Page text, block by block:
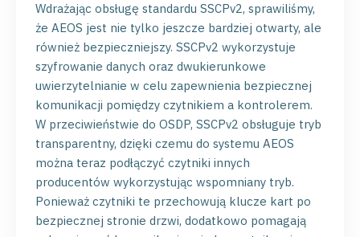
Wdrażając obsługę standardu SSCPv2, sprawiliśmy,
że AEOS jest nie tylko jeszcze bardziej otwarty, ale
również bezpieczniejszy. SSCPv2 wykorzystuje
szyfrowanie danych oraz dwukierunkowe
uwierzytelnianie w celu zapewnienia bezpiecznej
komunikacji pomiędzy czytnikiem a kontrolerem.
W przeciwieństwie do OSDP, SSCPv2 obsługuje tryb
transparentny, dzięki czemu do systemu AEOS
można teraz podłączyć czytniki innych
producentów wykorzystując wspomniany tryb.
Ponieważ czytniki te przechowują klucze kart po
bezpiecznej stronie drzwi, dodatkowo pomagają